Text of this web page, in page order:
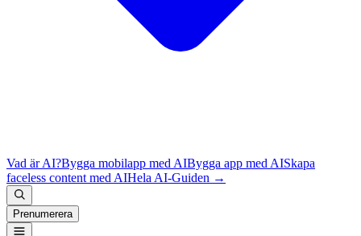
Vad är AI?Bygga mobilapp med AIBygga app med AISkapa
faceless content med AIHela AI-Guiden →
Prenumerera